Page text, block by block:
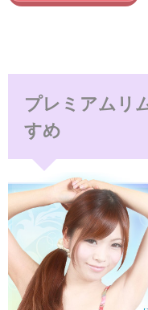
プレミアムリ
すめ